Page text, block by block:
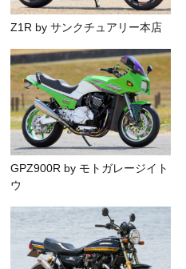
Z1R by サンクチュアリー本店
GPZ900R by モトガレージイト
ウ